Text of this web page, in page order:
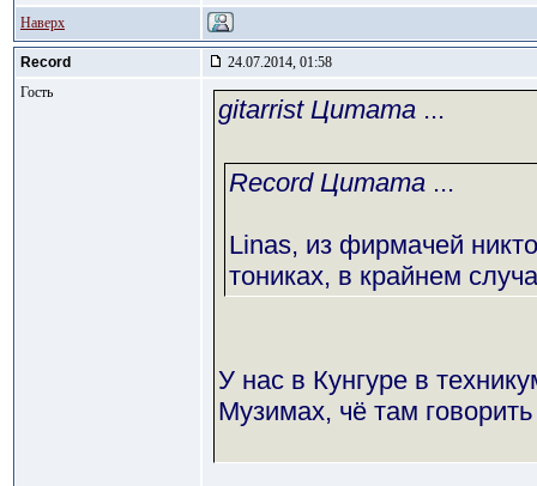
Наверх
Record
24.07.2014, 01:58
Гость
gitarrist Цитата ...
Record Цитата ...
Linas, из фирмачей
тониках, в крайнем
У нас в Кунгуре в
Музимах, чё там